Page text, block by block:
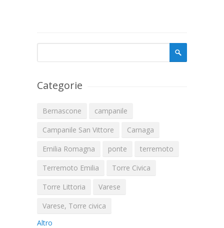
Cerca
Categorie
Bernascone
campanile
Campanile San Vittore
Carnaga
Emilia Romagna
ponte
terremoto
Terremoto Emilia
Torre Civica
Torre Littoria
Varese
Varese, Torre civica
Altro